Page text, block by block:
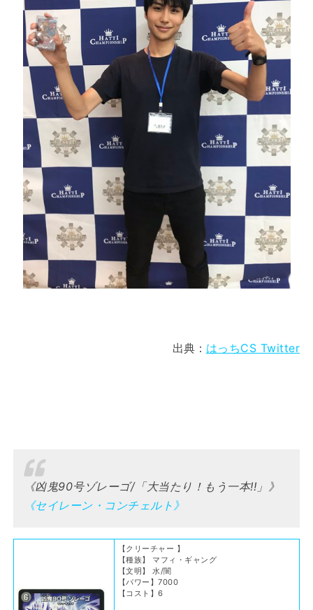
出典： はっちCS Twitter
《凶鬼90号ゾレーゴ/「大当たり！もう一本!!」》
《セイレーン・コンチェルト》
【クリーチャー 】
【種族】 マフィ・ギャング
【文明】 水/闇
【パワー】7000
【コスト】6